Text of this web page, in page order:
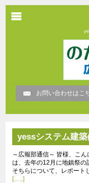
お問い合わせはこ
yessシステム建
～広報部通信～ 皆様、こ
は、去年の12月に地鎮祭の
そちらについて、レポート
[…..]